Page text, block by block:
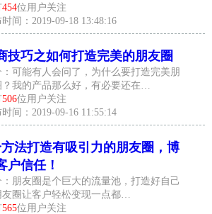
454位用户关注
间：2019-09-18 13:48:16
技巧之如何打造完美的朋友圈
：可能有人会问了，为什么要打造完美朋
？我的产品那么好，有必要还在…
506位用户关注
间：2019-09-16 11:55:14
法打造有吸引力的朋友圈，博
户信任！
：朋友圈是个巨大的流量池，打造好自己
友圈让客户轻松变现一点都…
565位用户关注